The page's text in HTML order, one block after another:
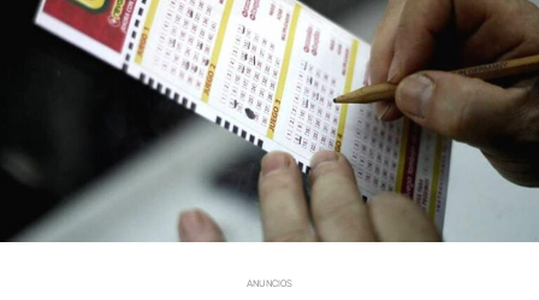
ANUNCIOS